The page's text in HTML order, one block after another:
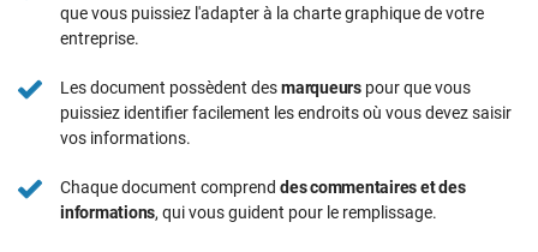
que vous puissiez l'adapter à la charte graphique de votre
entreprise.
Les document possèdent desmarqueurspour que vous
puissiez identifier facilement les endroits où vous devez saisir
vos informations.
Chaque document comprend des commentaires et des
informations, qui vous guident pour le remplissage.